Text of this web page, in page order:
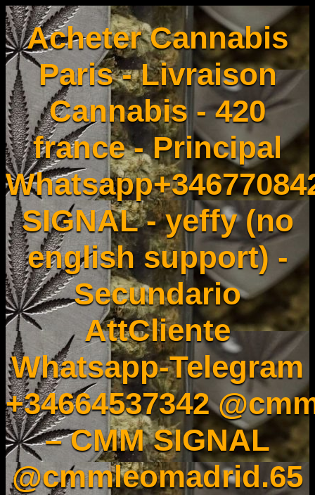
Acheter Cannabis
Paris - Livraison
Cannabis - 420
france - Principal
SIGNAL - yeffy (no
english support) -
Secundario
AttCliente
Whatsapp-Telegram
+34664537342
– CMM SIGNAL
@cmmleomadrid.65